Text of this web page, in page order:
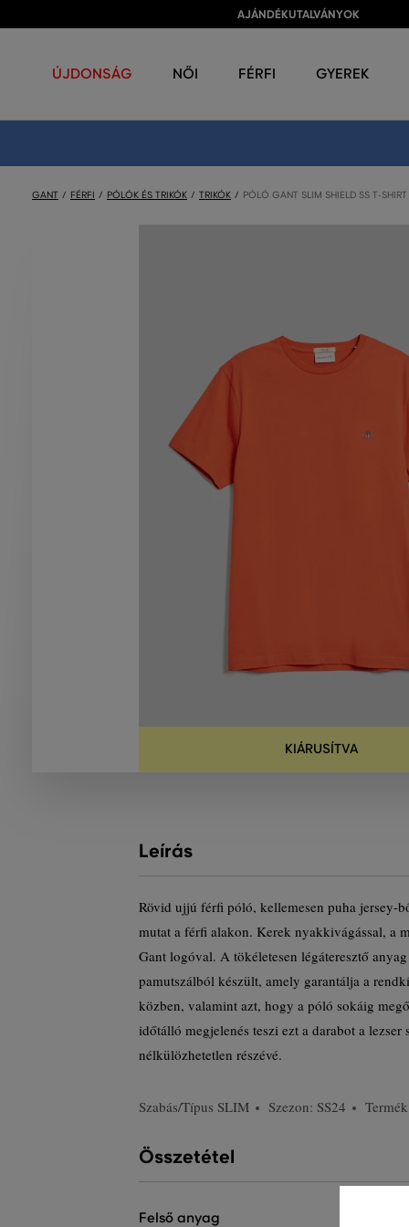
AJÁNDÉKUTALVÁNYOK
ÚJDONSÁG NŐI FÉRFI GYEREK
GANT FÉRFI PÓLÓK ÉS TRIKÓK TRIKÓK PÓLÓ GANT SLIM SHIELD SS T-SHIRT
KIÁRUSÍTVA
Leírás
Rövid ujjú férfi póló, kellemesen puha jersey-
mutat a férfi alakon. Kerek nyakkivágással, a
Gant logóval. A tökéletesen légáteresztő
pamutszálból készült, amely garantálja a
közben, valamint azt, hogy a póló sokáig
időtálló megjelenés teszi ezt a darabot a lezser
nélkülözhetetlen részévé.
Szabás/Típus SLIM Szezon: SS24
Összetétel
felső anyag